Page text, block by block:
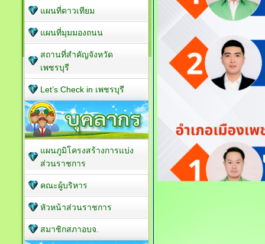
แผนที่ดาวเทียม
แผนที่มุมมองถนน
สถานที่สำคัญจังหวัด
เพชรบุรี
Let’s Check in เพชรบุรี
แผนภูมิโครงสร้างการแบ่ง
ส่วนราชการ
คณะผู้บริหาร
หัวหน้าส่วนราชการ
สมาชิกสภาอบจ.